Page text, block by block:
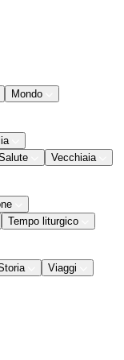
Mondo
Vecchiaia
Tempo liturgico
Viaggi